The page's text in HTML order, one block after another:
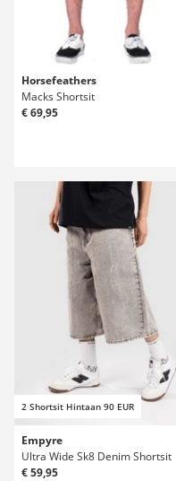
Horsefeathers
Macks Shortsit
€ 69,95
2 Shortsit Hintaan 90 EUR
Empyre
Ultra Wide Sk8 Denim Shortsit
€ 59,95